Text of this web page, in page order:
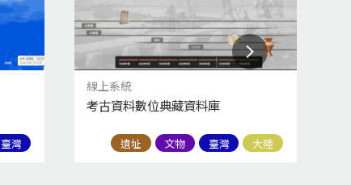
臺灣
線上系統
考古資料數位典藏資料庫
遺址 文物 臺灣 大陸